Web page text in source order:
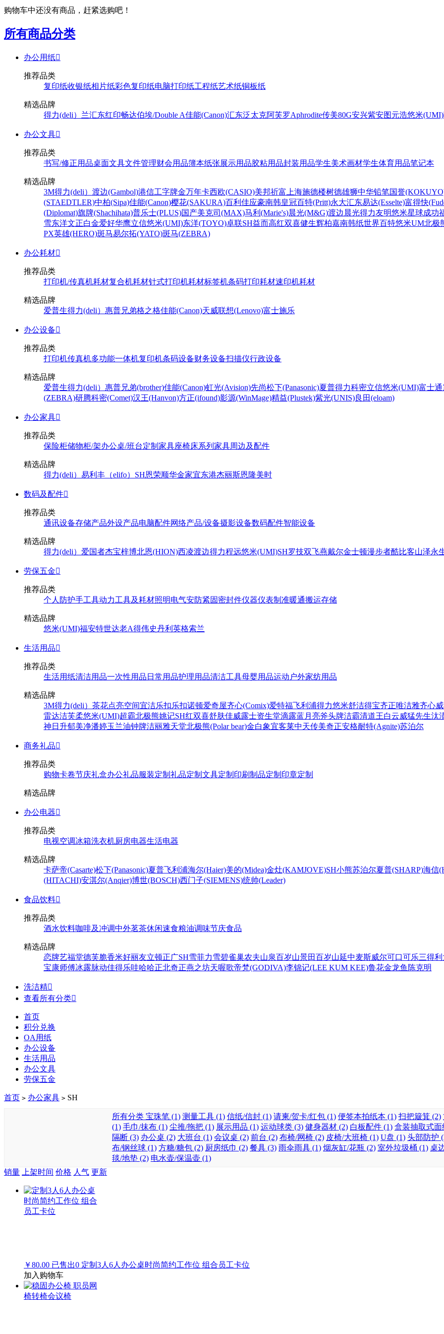
购物车中还没有商品，赶紧选购吧！
所有商品分类
办公用纸
推荐品类
复印纸收银纸相片纸彩色复印纸电脑打印纸工程纸艺术纸铜板纸
精选品牌
得力(deli） 兰汇东红印畅达伯埃/Double A佳能(Canon)汇东泛太克阿芙罗Aphrodite传美80G安兴紫安图元浩悠米(UMI)
办公文具
推荐品类
书写/修正用品桌面文具文件管理财会用品簿本纸张展示用品胶粘用品封装用品学生美术画材学生体育用品笔记本
精选品牌
3M得力(deli） 渡边(Gambol)港信工字牌金万年卡西欧(CASIO)美邦祈富 上海施德楼树德雄狮中华铅笔国誉
(STAEDTLER)中柏(Sipa)佳能(Canon)樱花(SAKURA)百利佳应豪南韩皇冠百特(Pritt)永大汇东易达(Esselte)富得快
(Diplomat)旗牌(Shachihata)普乐士(PLUS)国产美克司(MAX)马利(Marie's)晨光(M&G)渡边 晨光得力友明悠米星球成功
雪东洋文正白金爱好华鹰立信悠米(UMI)东洋(TOYO)卓联SH益而高红双喜健生辉柏嘉南韩纸世界百特悠米UM北极
PX英雄(HERO)斑马易尔拓(YATO)斑马(ZEBRA)
办公耗材
推荐品类
打印机/传真机耗材复合机耗材针式打印机耗材标签机条码打印耗材速印机耗材
精选品牌
爱普生得力(deli） 惠普兄弟格之格佳能(Canon)天威联想(Lenovo)富士施乐
办公设备
推荐品类
打印机传真机多功能一体机复印机条码设备财务设备扫描仪行政设备
精选品牌
爱普生得力(deli） 惠普兄弟(brother)佳能(Canon)虹光(Avision)先尚松下(Panasonic)夏普得力科密立信悠米(UMI)富士通
(ZEBRA)研腾科密(Comet)汉王(Hanvon)方正(ifound)影源(WinMage)精益(Plustek)紫光(UNIS)良田(eloam)
办公家具
推荐品类
保险柜储物柜/架办公桌/班台定制家具座椅床系列 家具周边及配件
精选品牌
得力(deli） 易利丰（elifo） SH恩荣顺华金家宜东港杰丽斯恩隆美时
数码及配件
推荐品类
通讯设备存储产品外设产品电脑配件网络产品/设备摄影设备数码配件智能设备
精选品牌
得力(deli） 爱国者杰宝梓博北恩(HION)西凌渡边得力程远悠米(UMI)SH罗技双飞燕戴尔金士顿漫步者酷比客山泽永
劳保五金
推荐品类
个人防护手工具动力工具及耗材照明电气安防紧固密封件仪器仪表制准暖通搬运存储
精选品牌
悠米(UMI)福安特世达老A得伟史丹利 英格索兰
生活用品
推荐品类
生活用纸清洁用品一次性用品 日常用品护理用品清洁工具母婴用品运动户外家纺用品
精选品牌
3M得力(deli） 茶花点亮空间宜洁乐扣乐扣诺顿爱奇屋齐心(Comix)爱特福飞利浦得力悠米舒洁得宝齐正唯洁雅齐心
雷达洁芙柔悠米(UMI)超霸北极熊姚记SH红双喜舒肤佳威露士资生堂滴露蓝月亮斧头牌洁霸清道王白云威猛先生汰
神 日升郁美净潘婷玉兰油钟牌洁丽雅天堂北极熊(Polar bear)金白象宜客莱中天传美奇正安格耐特(Agnite)苏泊尔
商务礼品
推荐品类
购物卡卷节庆礼盒办公礼品服装定制 礼品定制 文具定制 印刷制品定制 印章定制
精选品牌
办公电器
推荐品类
电视空调冰箱洗衣机厨房电器生活电器
精选品牌
卡萨帝(Casarte)松下(Panasonic)夏普飞利浦海尔(Haier)美的(Midea)金灶(KAMJOVE)SH小熊苏泊尔夏普(SHARP)海信
(HITACHI)安淇尔(Anqier)博世(BOSCH)西门子(SIEMENS)统帅(Leader)
食品饮料
推荐品类
酒水饮料咖啡及冲调中外茗茶休闲速食粮油调味节庆食品
精选品牌
恋牌艺福堂德芙脆香米好丽友立顿正广SH雪菲力雪碧雀巢农夫山泉百岁山景田百岁山延中麦斯威尔可口可乐三得利
宝康师傅冰露脉动佳得乐哇哈哈正北奇正燕之坊天喔歌帝梵(GODIVA)李锦记(LEE KUM KEE)鲁花金龙鱼 陈克明
洗洁精
查看所有分类
首页
积分兑换
OA用纸
办公设备
生活用品
办公文具
劳保五金
首页 > 办公家具 > SH
所有分类 宝珠笔 (1) 测量工具 (1) 信纸/信封 (1) 请柬/贺卡/红包 (1) 便签本拍纸本 (1) 扫把簸箕 (2)
(1) 毛巾/抹布 (1) 尘推/拖把 (1) 展示用品 (1) 运动球类 (3) 健身器材 (2) 白板配件 (1) 盒装抽取式面
隔断 (3) 办公桌 (2) 大班台 (1) 会议桌 (2) 前台 (2) 布椅/网椅 (2) 皮椅/大班椅 (1) U盘 (1) 头部防护
布/钢丝球 (1) 方糖/糖包 (2) 厨房纸巾 (2) 餐具 (3) 雨伞雨具 (1) 烟灰缸/花瓶 (2) 室外垃圾桶 (1) 桌
毯/地垫 (2) 电水壶/保温壶 (1)
销量
上架时间 价格 人气 更新
￥80.00 已售出0 定制3人6人办公桌时尚简约工作位 组合员工卡位
加入购物车